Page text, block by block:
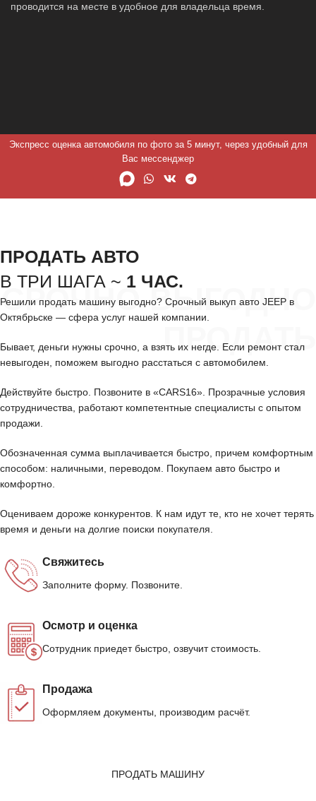
проводится на месте в удобное для владельца время.
Экспресс оценка автомобиля по фото за 5 минут, через удобный для
Вас мессенджер
СРОЧНО ВЫГОДНО
ПРОДАТЬ
ПРОДАТЬ АВТО
В ТРИ ШАГА ~ 1 ЧАС.
Решили продать машину выгодно? Срочный выкуп авто JEEP в
Октябрьске — сфера услуг нашей компании.
Бывает, деньги нужны срочно, а взять их негде. Если ремонт стал
невыгоден, поможем выгодно расстаться с автомобилем.
Действуйте быстро. Позвоните в «CARS16». Прозрачные условия
сотрудничества, работают компетентные специалисты с опытом
продажи.
Обозначенная сумма выплачивается быстро, причем комфортным
способом: наличными, переводом. Покупаем авто быстро и
комфортно.
Оцениваем дороже конкурентов. К нам идут те, кто не хочет терять
время и деньги на долгие поиски покупателя.
Свяжитесь
Заполните форму. Позвоните.
Осмотр и оценка
Сотрудник приедет быстро, озвучит стоимость.
Продажа
Оформляем документы, производим расчёт.
ПРОДАТЬ МАШИНУ